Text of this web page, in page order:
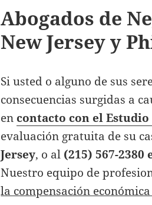
Abogados de
New Jersey y
Si usted o alguno de sus
consecuencias surgidas a
en contacto con el
evaluación gratuita de su
Jersey, o al (215) 567-
Nuestro equipo de
la compensación